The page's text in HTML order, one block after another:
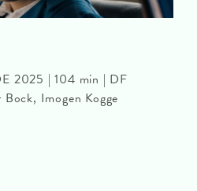
2025 | 104 min | DF
Imogen Kogge